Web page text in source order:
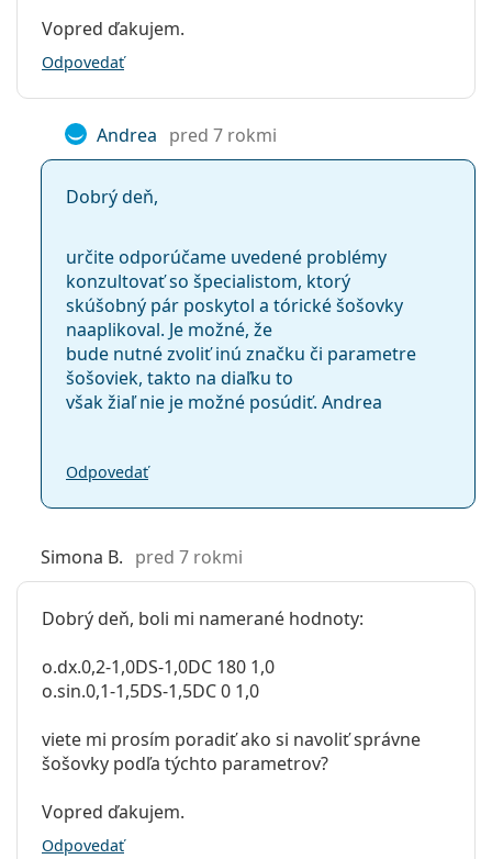
Vopred ďakujem.
Odpovedať
Andrea pred 7 rokmi
Dobrý deň,
určite odporúčame uvedené problémy
konzultovať so špecialistom, ktorý
skúšobný pár poskytol a tórické šošovky
naaplikoval. Je možné, že
bude nutné zvoliť inú značku či parametre
šošoviek, takto na diaľku to
však žiaľ nie je možné posúdiť. Andrea
Odpovedať
Simona B. pred 7 rokmi
Dobrý deň, boli mi namerané hodnoty:
o.dx.0,2-1,0DS-1,0DC 180 1,0
o.sin.0,1-1,5DS-1,5DC 0 1,0
viete mi prosím poradiť ako si navoliť správne
šošovky podľa týchto parametrov?
Vopred ďakujem.
Odpovedať